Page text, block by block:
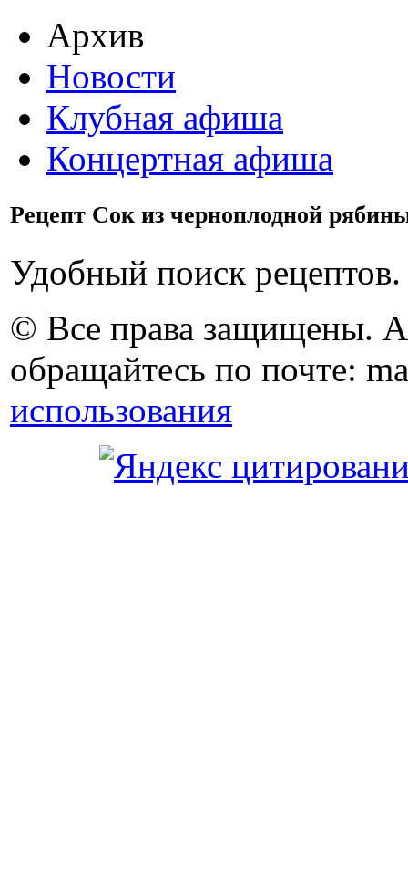
Архив
Новости
Клубная афиша
Концертная афиша
Рецепт Сок из черноплодной
Удобный поиск рецептов.
© Все права защищены.
обращайтесь по почте:
использования